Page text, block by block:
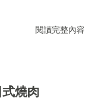
閱讀完整內容
式燒肉